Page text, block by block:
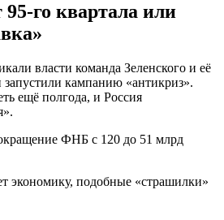
го квартала или
власти команда Зеленского и её
кампанию «антикриз».
ещё полгода, и Россия
ФНБ с 120 до 51 млрд
экономику, подобные «страшилки»